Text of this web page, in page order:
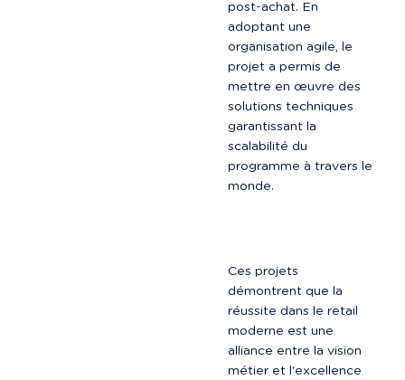
post-achat. En
adoptant une
organisation agile, le
projet a permis de
mettre en œuvre des
solutions techniques
garantissant la
scalabilité du
programme à travers le
monde.
Ces projets
démontrent que la
réussite dans le retail
moderne est une
alliance entre la vision
métier et l'excellence